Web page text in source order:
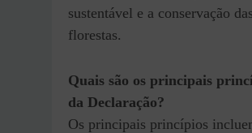
sustentável e a conservação das
florestas.
Quais são os principais
da Declaração?
Os principais princípios